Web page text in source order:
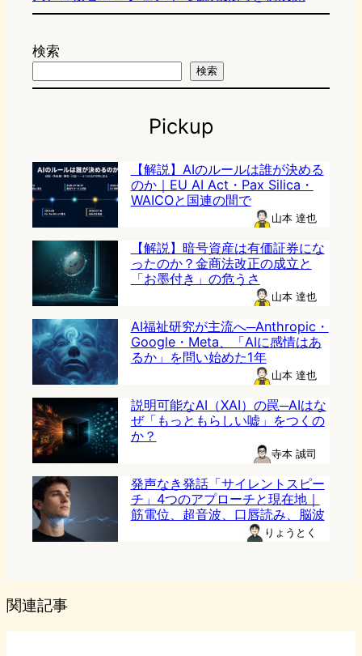
検索
検索
Pickup
【解説】AIのルールは誰が決める
のか｜EU AI Act・Pax Silica・
WAICOと国連の間で
山本 達也
【解説】暗号資産は有価証券にな
ったのか？金商法改正の成立と
「お墨付き」の危うさ
山本 達也
AI福祉研究が主流へ─Anthropic・
Google・Meta、「AIに感情はあ
るか」を問い始めた1年
山本 達也
説明可能なAI（XAI）の罠─AIはな
ぜ「もっともらしい嘘」をつくの
か？
寺本 誠司
発声なき発話「サイレントスピー
チ」4つのアプローチと現在地｜
筋電位、超音波、口唇読み、脳波
りょうとく
関連記事